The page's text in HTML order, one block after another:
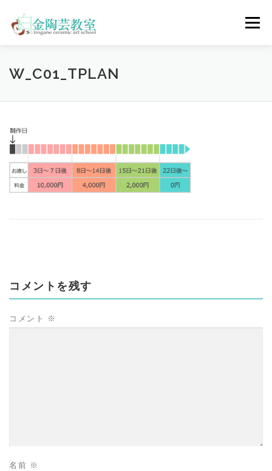
メニュー
陶芸体験コース ウェディングコース
ENGLISH
W_C01_TPLAN
コメントを残す
コメント ※
名前 ※